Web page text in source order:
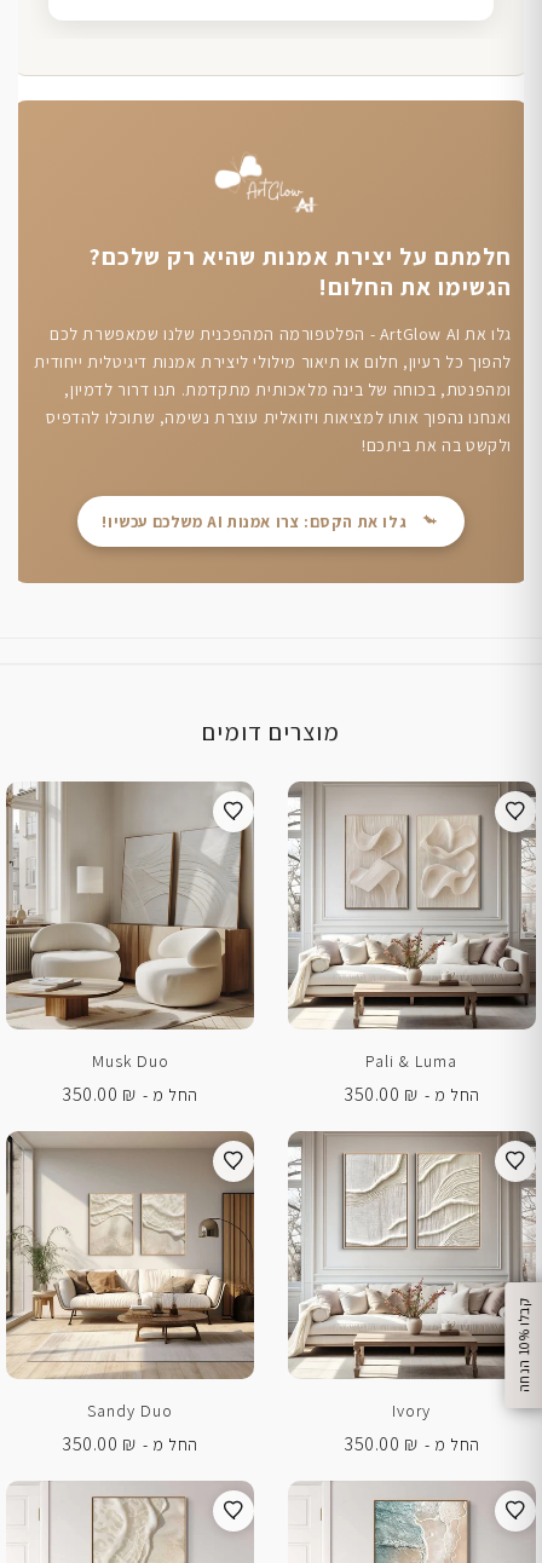
ק
ב
ל
ו
1
0
%
ה
נ
ח
ה
חלמתם על יצירת אמנות שהיא רק שלכם?
הגשימו את החלום!
גלו את ArtGlow AI - הפלטפורמה המהפכנית שלנו שמאפשרת לכם
להפוך כל רעיון, חלום או תיאור מילולי ליצירת אמנות דיגיטלית ייחודית
ומהפנטת, בכוחה של בינה מלאכותית מתקדמת. תנו דרור לדמיון,
ואנחנו נהפוך אותו למציאות ויזואלית עוצרת נשימה, שתוכלו להדפיס
ולקשט בה את ביתכם!
גלו את הקסם: צרו אמנות AI משלכם עכשיו!
מוצרים דומים
Pali & Luma
החל מ -
350.00 ₪
Musk Duo
החל מ -
350.00 ₪
Ivory
החל מ -
350.00 ₪
Sandy Duo
החל מ -
350.00 ₪